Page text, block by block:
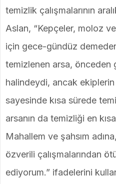
temizlik çalışmalarının
Aslan, “Kepçeler, moloz ve
için gece-gündüz
temizlenen arsa, önceden
halindeydi, ancak ekiplerin
sayesinde kısa sürede
arsanın da temizliği en
Mahallem ve şahsım
özverili çalışmalarından
ediyorum.” ifadelerini